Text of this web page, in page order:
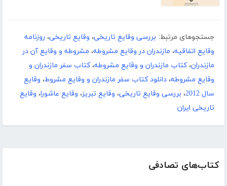
کتاب‌های تصادفی
جستجوهای مرتبط: بررسی وقایع تاریخی، وقایع تاریخی، روزنامه
وقایع اتفاقیه، مازندران در وقایع مشروطه، مشروطه و وقایع آن در
مازندران،کتاب مازندران و وقایع مشروطه،کتاب سفر مازندران و
وقایع مشروطه، دانلود کتاب سفر مازندران و وقایع مشروط، وقایع
سال 2012
، بررسی وقایع تاریخی، وقایع تبریز، وقایع عاشورا، وقایع
تاریخی ایران